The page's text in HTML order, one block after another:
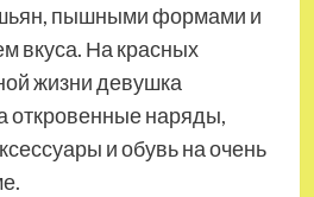
пышными формами и
вкуса. На красных
жизни девушка
откровенные наряды,
и обувь на очень